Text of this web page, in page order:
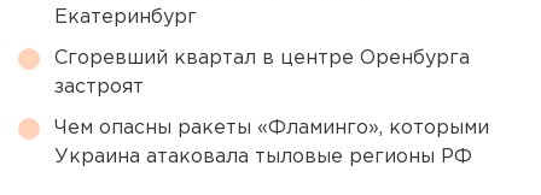
Екатеринбург
Сгоревший квартал в центре Оренбурга
застроят
Чем опасны ракеты «Фламинго», которыми
Украина атаковала тыловые регионы РФ